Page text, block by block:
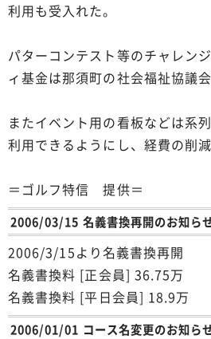
利用も受入れた。
パターコンテスト等のチャレン
ィ基金は那須町の社会福祉協議会
またイベント用の看板などは系
利用できるようにし、経費の削減
＝ゴルフ特信 提供＝
2006/03/15 名義書換再開のお知ら
2006/3/15より名義書換再開
名義書換料 [正会員] 36.75万
名義書換料 [平日会員] 18.9万
2006/01/01 コース名変更のお知ら